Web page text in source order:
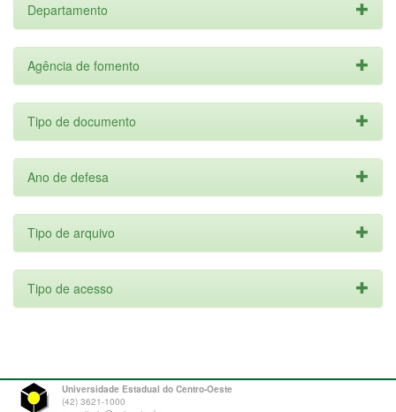
Departamento
Agência de fomento
Tipo de documento
Ano de defesa
Tipo de arquivo
Tipo de acesso
Universidade Estadual do Centro-Oeste
(42) 3621-1000